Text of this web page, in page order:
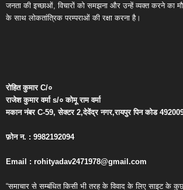
जनता की इच्छाओं, विचारों को समझना और उन्हें व्यक्त करने का
के साथ लोकतांत्रिक परम्पराओं की रक्षा करना है।
रोहित कुमारC/०
राजेश कुमार वर्माs/० कोमू राम वर्मा
मकान नंबरC-59,सेक्टर2,देवेंद्र नगर,रायपुर पिन कोड
फ़ोन न. : 9982192094
Email : rohityadav2471978@gmail.com
“समाचार से सम्बंधित किसी भी तरह के विवाद के लिए साइट के